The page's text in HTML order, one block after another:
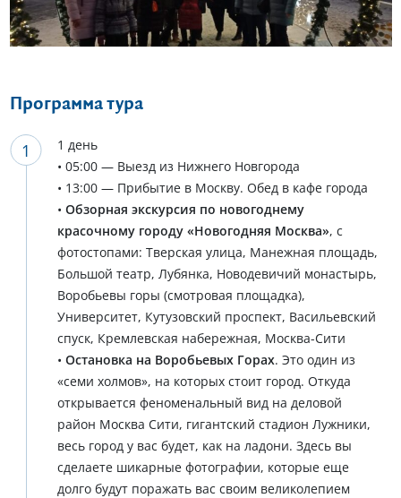
Еще 5 фото
Программа тура
1 день
• 05:00 — Выезд из Нижнего Новгорода
• 13:00 — Прибытие в Москву. Обед в кафе города
• Обзорная экскурсия по новогоднему
красочному городу «Новогодняя Москва», с
фотостопами: Тверская улица, Манежная площадь,
Большой театр, Лубянка, Новодевичий монастырь,
Воробьевы горы (смотровая площадка),
Университет, Кутузовский проспект, Васильевский
спуск, Кремлевская набережная, Москва-Сити
• Остановка на Воробьевых Горах. Это один из
«семи холмов», на которых стоит город. Откуда
открывается феноменальный вид на деловой
район Москва Сити, гигантский стадион Лужники,
весь город у вас будет, как на ладони. Здесь вы
сделаете шикарные фотографии, которые еще
долго будут поражать вас своим великолепием